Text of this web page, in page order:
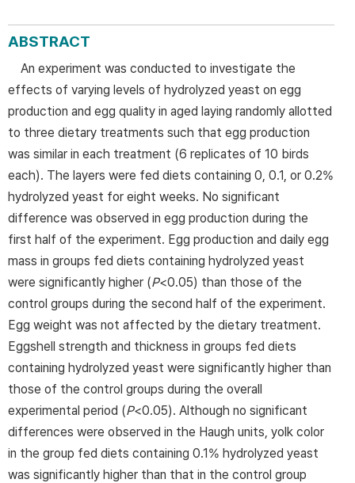
ABSTRACT
An experiment was conducted to investigate the
effects of varying levels of hydrolyzed yeast on egg
production and egg quality in aged laying randomly allotted
to three dietary treatments such that egg production
was similar in each treatment (6 replicates of 10 birds
each). The layers were fed diets containing 0, 0.1, or 0.2%
hydrolyzed yeast for eight weeks. No significant
difference was observed in egg production during the
first half of the experiment. Egg production and daily egg
mass in groups fed diets containing hydrolyzed yeast
were significantly higher (P<0.05) than those of the
control groups during the second half of the experiment.
Egg weight was not affected by the dietary treatment.
Eggshell strength and thickness in groups fed diets
containing hydrolyzed yeast were significantly higher than
those of the control groups during the overall
experimental period (P<0.05). Although no significant
differences were observed in the Haugh units, yolk color
in the group fed diets containing 0.1% hydrolyzed yeast
was significantly higher than that in the control group